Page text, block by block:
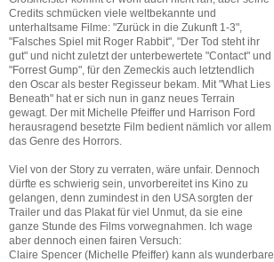
Credits schmücken viele weltbekannte und
unterhaltsame Filme: "Zurück in die Zukunft 1-3",
"Falsches Spiel mit Roger Rabbit", "Der Tod steht ihr
gut" und nicht zuletzt der unterbewertete "Contact" und
"Forrest Gump", für den Zemeckis auch letztendlich
den Oscar als bester Regisseur bekam. Mit "What Lies
Beneath" hat er sich nun in ganz neues Terrain
gewagt. Der mit Michelle Pfeiffer und Harrison Ford
herausragend besetzte Film bedient nämlich vor allem
das Genre des Horrors.
Viel von der Story zu verraten, wäre unfair. Dennoch
dürfte es schwierig sein, unvorbereitet ins Kino zu
gelangen, denn zumindest in den USA sorgten der
Trailer und das Plakat für viel Unmut, da sie eine
ganze Stunde des Films vorwegnahmen. Ich wage
aber dennoch einen fairen Versuch:
Claire Spencer (Michelle Pfeiffer) kann als wunderbare